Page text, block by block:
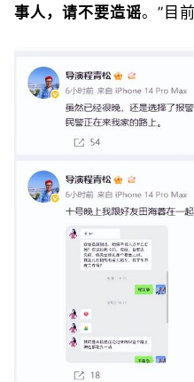
事人，请不要造谣。”目